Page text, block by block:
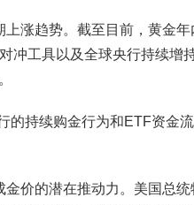
涨趋势。截至目前，黄金
冲工具以及全球央行持续增
的持续购金行为和ETF资金
金价的潜在推动力。美国总